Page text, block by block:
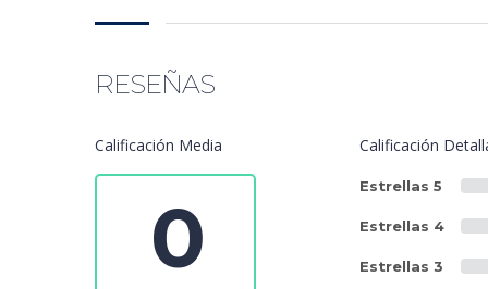
RESEÑAS
Calificación Media
0
Calificación
Estrellas 5
Estrellas 4
Estrellas 3